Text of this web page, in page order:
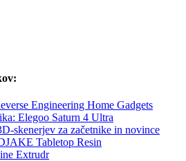
Engineering Home Gadgets
Elegoo Saturn 4 Ultra
skenerjev za začetnike in novince
Tabletop Resin
Extrudr